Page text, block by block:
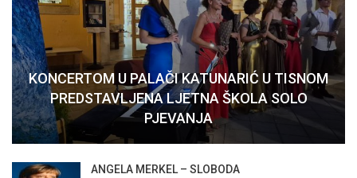
KONCERTOM U PALAČI KATUNARIĆ U TISNOM
PREDSTAVLJENA LJETNA ŠKOLA SOLO
PJEVANJA
ANGELA MERKEL – SLOBODA